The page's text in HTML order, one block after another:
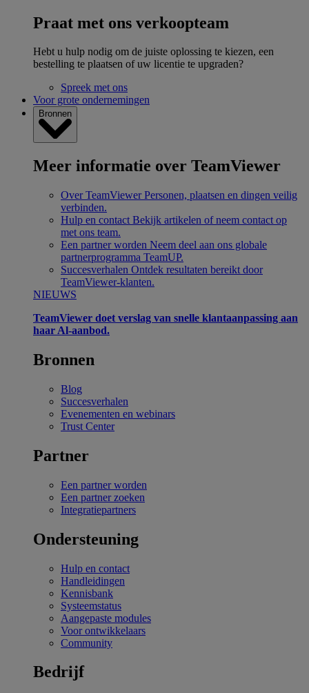
Praat met ons verkoopteam
Hebt u hulp nodig om de juiste oplossing te kiezen, een
bestelling te plaatsen of uw licentie te upgraden?
Spreek met ons
Voor grote ondernemingen
Bronnen
Meer informatie over TeamViewer
Over TeamViewer Personen, plaatsen en dingen veilig
verbinden.
Hulp en contact Bekijk artikelen of neem contact op
met ons team.
Een partner worden Neem deel aan ons globale
partnerprogramma TeamUP.
Succesverhalen Ontdek resultaten bereikt door
TeamViewer-klanten.
NIEUWS
TeamViewer doet verslag van snelle klantaanpassing aan
haar Al-aanbod.
Bronnen
Blog
Succesverhalen
Evenementen en webinars
Trust Center
Partner
Een partner worden
Een partner zoeken
Integratiepartners
Ondersteuning
Hulp en contact
Handleidingen
Kennisbank
Systeemstatus
Aangepaste modules
Voor ontwikkelaars
Community
Bedrijf